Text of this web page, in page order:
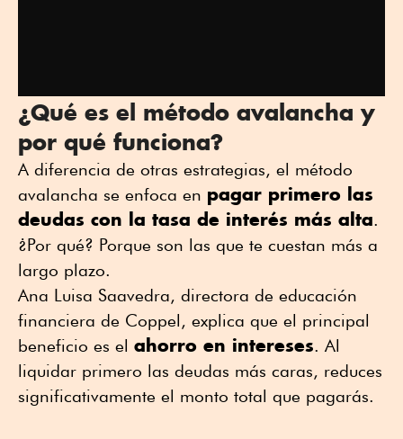
¿Qué es el método avalancha y
por qué funciona?
A diferencia de otras estrategias, el método
avalancha se enfoca en pagar primero las
deudas con la tasa de interés más alta.
¿Por qué? Porque son las que te cuestan más a
largo plazo.
Ana Luisa Saavedra, directora de educación
financiera de Coppel, explica que el principal
beneficio es el ahorro en intereses. Al
liquidar primero las deudas más caras, reduces
significativamente el monto total que pagarás.